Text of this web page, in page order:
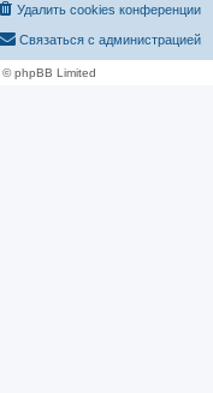
Удалить cookies конференции
Связаться с администрацией
phpBB Limited